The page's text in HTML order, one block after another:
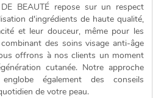
BEAUTÉ repose sur un respect
d'ingrédients de haute qualité,
et leur douceur, même pour les
des soins visage anti-âge
offrons à nos clients un moment
cutanée. Notre approche
également des conseils
de votre peau.